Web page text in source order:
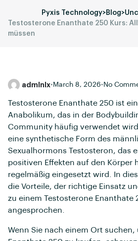
Pyxis Technology>Blog>
Testosterone Enanthate 250 Kurs:
müssen
admlnlx• March 8, 2026• No
Testosterone Enanthate 250 ist
Anabolikum, das in der
Community häufig verwendet
eine synthetische Form des
Sexualhormons Testosteron, das
positiven Effekten auf den Körper
regelmäßig eingesetzt wird. In
die Vorteile, der richtige Einsatz
zu einem Testosterone Enanthate
angesprochen.
Wenn Sie nach einem Ort suchen,